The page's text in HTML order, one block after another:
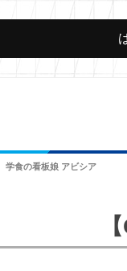
学食の看板娘 アビシア